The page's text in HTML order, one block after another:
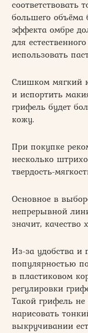
большего объёма
эффекта омбре
для
использовать
Слишком мягкий
и испортить
грифель будет
кожу.
При покупке
несколько
твердость-
Основное в
непрерывной
значит, качество
Из-за удобства и
популярностью
в пластиковом
регулировки
Такой грифель
нарисовать
выкручивании